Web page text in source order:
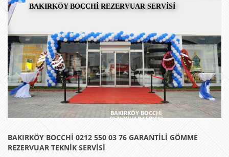
BAKIRKÖY BOCCHİ REZERVUAR SERVİSİ
BAKIRKÖY BOCCHİ
REZERVUAR SERVİSİ
BAKIRKÖY BOCCHİ 0212 550 03 76 GARANTİLİ GÖMME
REZERVUAR TEKNİK SERVİSİ